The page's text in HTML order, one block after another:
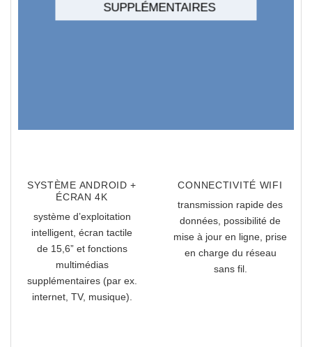
SUPPLÉMENTAIRES
SYSTÈME ANDROID +
ÉCRAN 4K
système d’exploitation
intelligent, écran tactile
de 15,6” et fonctions
multimédias
supplémentaires (par ex.
internet, TV, musique).
CONNECTIVITÉ WIFI
transmission rapide des
données, possibilité de
mise à jour en ligne, prise
en charge du réseau
sans fil.